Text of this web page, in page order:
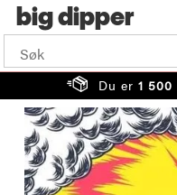
big
Du er 1 500